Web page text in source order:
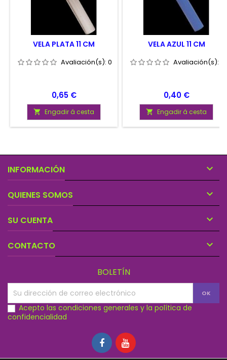
VELA PLATA 11 CM
Avaliación(s): 0
Prezo
0,65 €
 Engadir á cesta
VELA AZUL 11 CM
Avaliación(s):
Prezo
0,40 €
 Engadir á cesta
INFORMACIÓN 
QUIENES SOMOS 
SU CUENTA 
CONTACTO 
BOLETÍN
Acepto las condiciones generales y la política de
confidencialidad